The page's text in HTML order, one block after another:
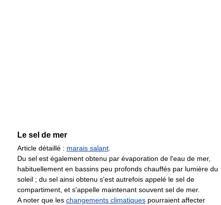
Le sel de mer
Article détaillé : marais salant.
Du sel est également obtenu par évaporation de l'eau de mer,
habituellement en bassins peu profonds chauffés par lumière du
soleil ; du sel ainsi obtenu s'est autrefois appelé le sel de
compartiment, et s'appelle maintenant souvent sel de mer.
A noter que les changements climatiques pourraient affecter